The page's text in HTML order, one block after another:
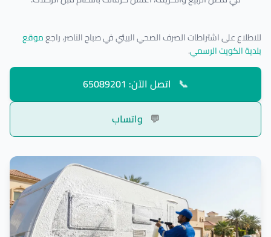
للاطلاع على اشتراطات الصرف الصحي البيئي في صباح الناصر، راجعموقع
بلدية الكويت الرسمي.
📞 اتصل الآن: 65089201
💬 واتساب